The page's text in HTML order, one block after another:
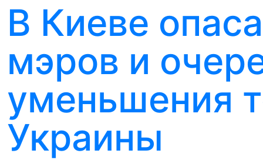
В Киеве
мэров и
уменьшения
Украины